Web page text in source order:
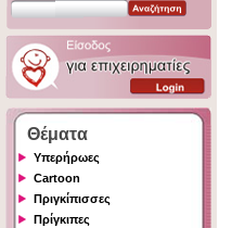
Θέματα
Υπερήρωες
Cartoon
Πριγκίπισσες
Πρίγκιπες